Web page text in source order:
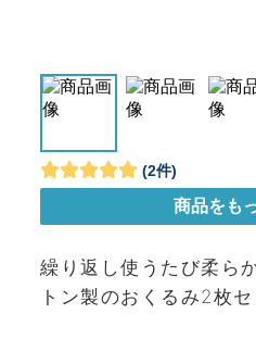
繰り返し使うたび柔ら
トン製のおくるみ2枚セ